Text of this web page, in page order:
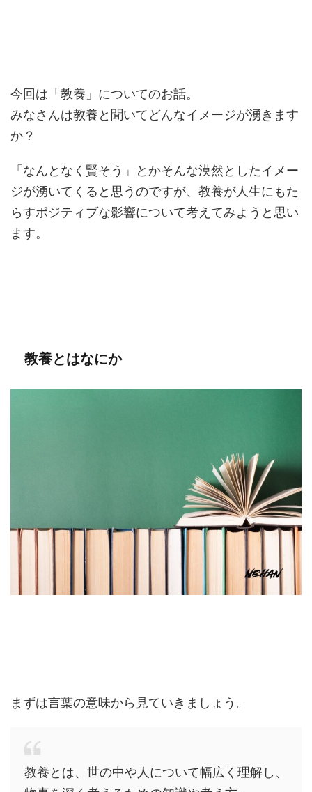
今回は「教養」についてのお話。
みなさんは教養と聞いてどんなイメージが湧きます
か？
「なんとなく賢そう」とかそんな漠然としたイメー
ジが湧いてくると思うのですが、教養が人生にもた
らすポジティブな影響について考えてみようと思い
ます。
教養とはなにか
まずは言葉の意味から見ていきましょう。
教養とは、世の中や人について幅広く理解し、